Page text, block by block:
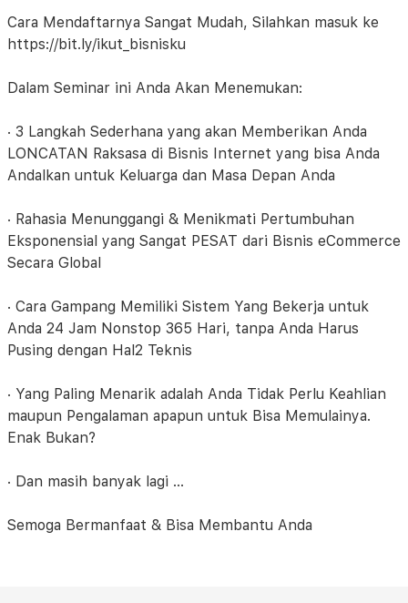
Cara Mendaftarnya Sangat Mudah, Silahkan masuk ke
https://bit.ly/ikut_bisnisku
Dalam Seminar ini Anda Akan Menemukan:
· 3 Langkah Sederhana yang akan Memberikan Anda
LONCATAN Raksasa di Bisnis Internet yang bisa Anda
Andalkan untuk Keluarga dan Masa Depan Anda
· Rahasia Menunggangi & Menikmati Pertumbuhan
Eksponensial yang Sangat PESAT dari Bisnis eCommerce
Secara Global
· Cara Gampang Memiliki Sistem Yang Bekerja untuk
Anda 24 Jam Nonstop 365 Hari, tanpa Anda Harus
Pusing dengan Hal2 Teknis
· Yang Paling Menarik adalah Anda Tidak Perlu Keahlian
maupun Pengalaman apapun untuk Bisa Memulainya.
Enak Bukan?
· Dan masih banyak lagi …
Semoga Bermanfaat & Bisa Membantu Anda